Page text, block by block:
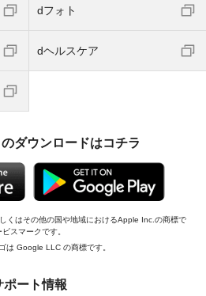
dフォト
dヘルスケア
ダウンロードはコチラ
くはその他の国や地域におけるApple Inc.の商標で
スマークです。
Google LLC の商標です。
ポート情報